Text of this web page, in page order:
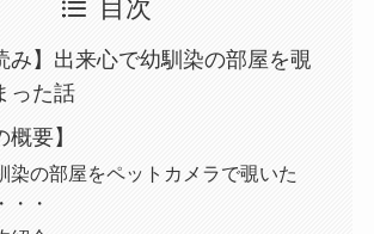
目次
み】出来心で幼馴染の部屋を覗
った話
概要】
染の部屋をペットカメラで覗いた
・・